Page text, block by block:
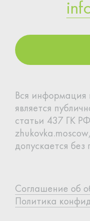
Вся информация
является
статьи 437 ГК
допускается без
Cоглашение об
Политика